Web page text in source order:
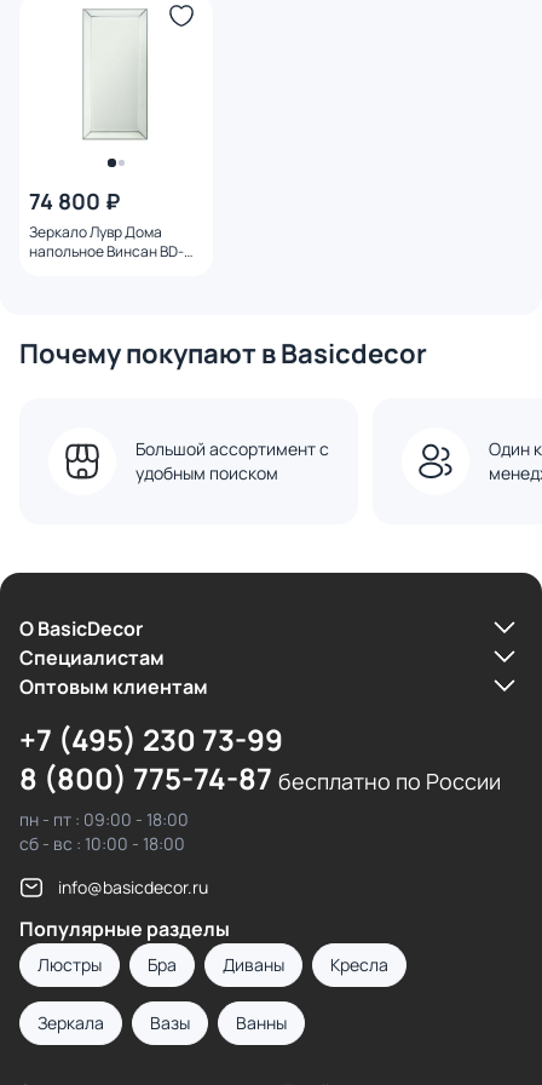
74 800 ₽
Зеркало Лувр Дома
напольное Винсан BD-
Почему покупают в Basicdecor
Большой ассортимент с
удобным поиском
Один
О BasicDecor
Cпециалистам
Оптовым клиентам
+7 (495) 230 73-99
8 (800) 775-74-87 бесплатно по России
пн - пт : 09:00 - 18:00
сб - вс : 10:00 - 18:00
info@basicdecor.ru
Популярные разделы
Люстры Бра Диваны Кресла
Зеркала Вазы Ванны